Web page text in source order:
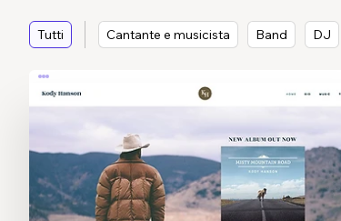
Tutti Cantante e musicista Band DJ